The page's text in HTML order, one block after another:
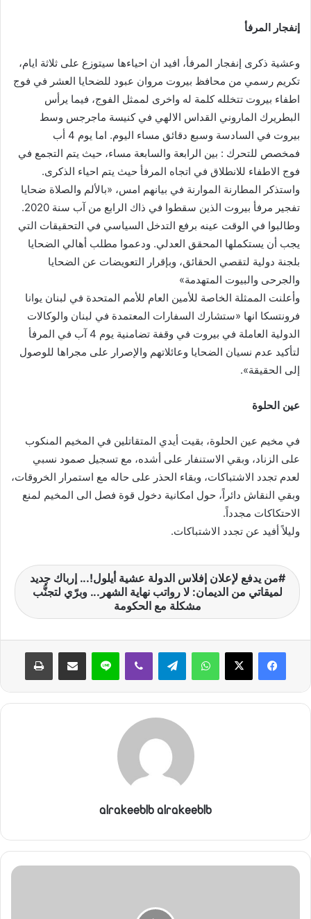
إنفجار المرفأ
وعشية ذكرى إنفجار المرفأ، افيد ان احياءها سيتوزع على ثلاثة ايام،
تكريم رسمي من محافظ بيروت مروان عبود للضحايا العشر في فوج
اطفاء بيروت تتخلله كلمة له واخرى لممثل الفوج، فيما يرأس
البطريرك الماروني القداس الالهي في كنيسة ماجرجس وسط
بيروت في السادسة وسبع دقائق مساء اليوم. اما يوم 4 أب
فمخصص للتحرك : بين الرابعة والسابعة مساء، حيث يتم التجمع في
فوج الاطفاء للانطلاق في اتجاه المرفأ حيث يتم احياء الذكرى.
واستذكر المطارنة الموارنة في بيانهم امس، «بالألم والصلاة ضحايا
تفجير مرفأ بيروت الذين سقطوا في ذاك الرابع من آب سنة 2020.
وطالبوا في الوقت عينه برفع التدخل السياسي في التحقيقات التي
يجب أن يستكملها المحقق العدلي. ودعموا مطلب أهالي الضحايا
بلجنة دولية لتقصي الحقائق، وبإقرار التعويضات عن الضحايا
والجرحى والبيوت المتهدمة»
وأعلنت الممثلة الخاصة للأمين العام للأمم المتحدة في لبنان يوانا
فرونتسكا انها «ستشارك السفارات المعتمدة في لبنان والوكالات
الدولية العاملة في بيروت في وقفة تضامنية يوم 4 آب في المرفأ
لتأكيد عدم نسيان الضحايا وعائلاتهم والإصرار على مجراها للوصول
إلى الحقيقة».
عين الحلوة
في مخيم عين الحلوة، بقيت أيدي المتقاتلين في المخيم المنكوب
على الزناد، وبقي الاستنفار على أشده، مع تسجيل صمود نسبي
لعدم تجدد الاشتباكات، وبقاء الحذر على حاله مع استمرار الخروقات،
وبقي النقاش دائراً، حول امكانية دخول قوة فصل الى المخيم لمنع
الاحتكاكات مجدداً.
وليلاً أفيد عن تجدد الاشتباكات.
من يدفع لإعلان إفلاس الدولة عشية أيلول!... إرباك جديد
لميقاتي من الديمان: لا رواتب نهاية الشهر... وبرّي لتجنُّب
مشكلة مع الحكومة
واتساب لاين
alrakeeblb alrakeeblb